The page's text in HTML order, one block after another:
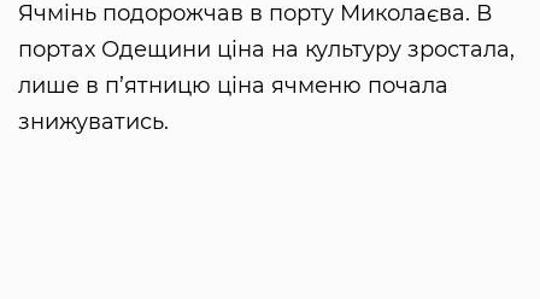
Ячмінь подорожчав в порту Миколаєва. В
портах Одещини ціна на культуру зростала,
лише в п’ятницю ціна ячменю почала
знижуватись.